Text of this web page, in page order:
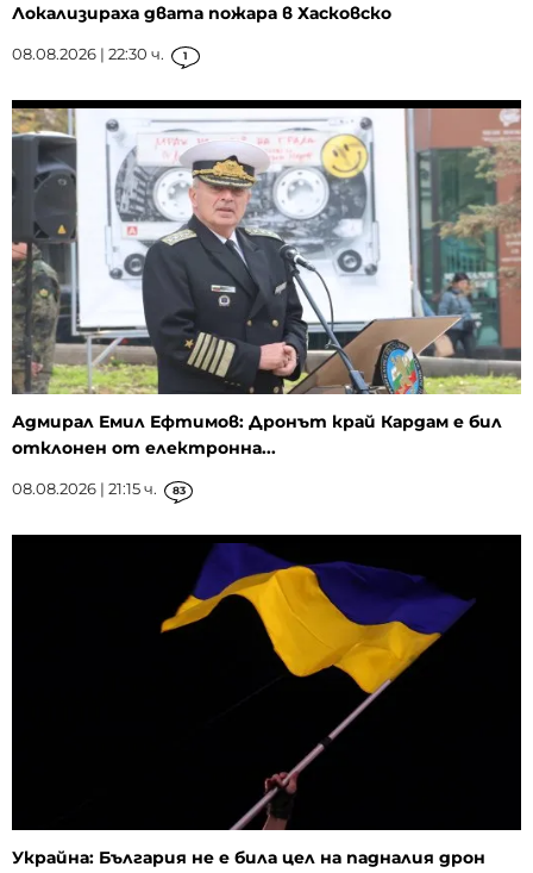
Локализираха двата пожара в Хасковско
08.08.2026 | 22:30 ч. 1
Адмирал Емил Ефтимов: Дронът край Кардам е бил
отклонен от електронна...
08.08.2026 | 21:15 ч. 83
Украйна: България не е била цел на падналия дрон